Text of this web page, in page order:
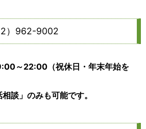
）962-9002
～22:00（祝休日・年末年始を
談」のみも可能です。